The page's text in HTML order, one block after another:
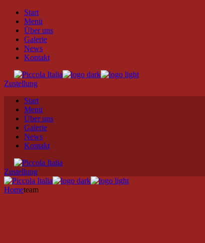
Skip
content
Start
Menü
Über uns
Galerie
News
Kontakt
Zustellung
Start
Menü
Über uns
Galerie
News
Kontakt
Zustellung
Hometeam